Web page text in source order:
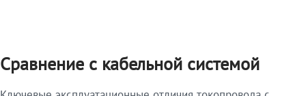
Сравнение с кабельной системой